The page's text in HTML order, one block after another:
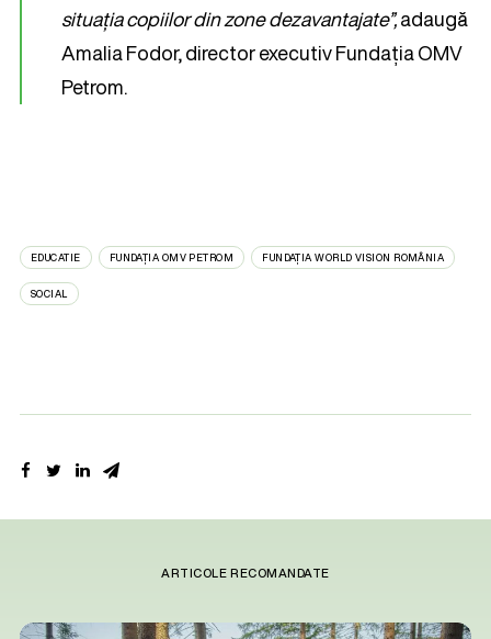
situația copiilor din zone dezavantajate”,adaugă
Amalia Fodor, director executiv Fundația OMV
Petrom.
EDUCATIE FUNDAȚIA OMV PETROM FUNDAȚIA WORLD VISION ROMÂNIA
SOCIAL
ARTICOLE RECOMANDATE